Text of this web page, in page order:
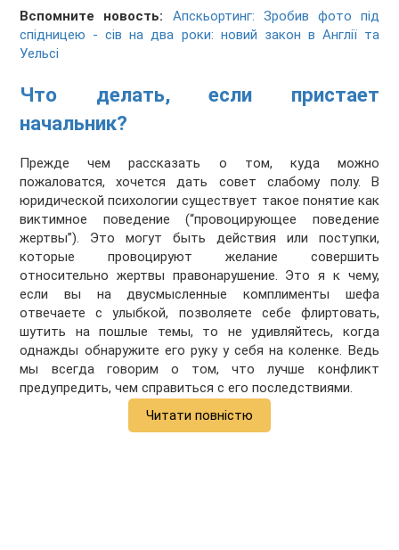
Вспомните новость:
Апскьортинг: Зробив фото під
спідницею - сів на два роки: новий закон в Англії та
Уельсі
Что делать, если пристает
начальник?
Прежде чем рассказать о том, куда можно
пожаловатся, хочется дать совет слабому полу. В
юридической психологии существует такое понятие как
виктимное поведение (“провоцирующее поведение
жертвы”). Это могут быть действия или поступки,
которые провоцируют желание совершить
относительно жертвы правонарушение. Это я к чему,
если вы на двусмысленные комплименты шефа
отвечаете с улыбкой, позволяете себе флиртовать,
шутить на пошлые темы, то не удивляйтесь, когда
однажды обнаружите его руку у себя на коленке. Ведь
мы всегда говорим о том, что лучше конфликт
предупредить, чем справиться с его последствиями.
Читати повністю